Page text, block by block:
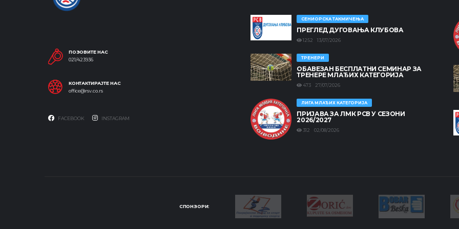
ПОЗОВИТЕ НАС
021/423936
КОНТАКТИРАЈТЕ НАС
office@rsv.co.rs
FACEBOOK INSTAGRAM
СЕНИОРСКА ТАКМИЧЕЊА
ПРЕГЛЕД ДУГОВАЊА КЛУБОВА
1252 13/07/2026
ТРЕНЕРИ
ОБАВЕЗАН БЕСПЛАТНИ СЕМИНАР ЗА
ТРЕНЕРЕ МЛАЂИХ КАТЕГОРИЈА
473 27/07/2026
ЛИГА МЛАЂИХ КАТЕГОРИЈА
ПРИЈАВА ЗА ЛМК РСВ У СЕЗОНИ
2026/2027
312 02/08/2026
СПОНЗОРИ: